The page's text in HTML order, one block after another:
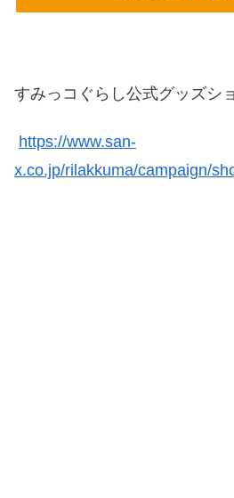
すみっコぐらし公式グッズシ
https://www.san-
x.co.jp/rilakkuma/campaign/